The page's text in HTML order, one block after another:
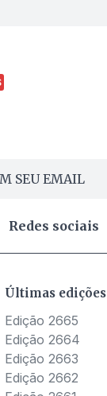
SEU EMAIL
Redes sociais
Últimas edições
Edição 2665
Edição 2664
Edição 2663
Edição 2662